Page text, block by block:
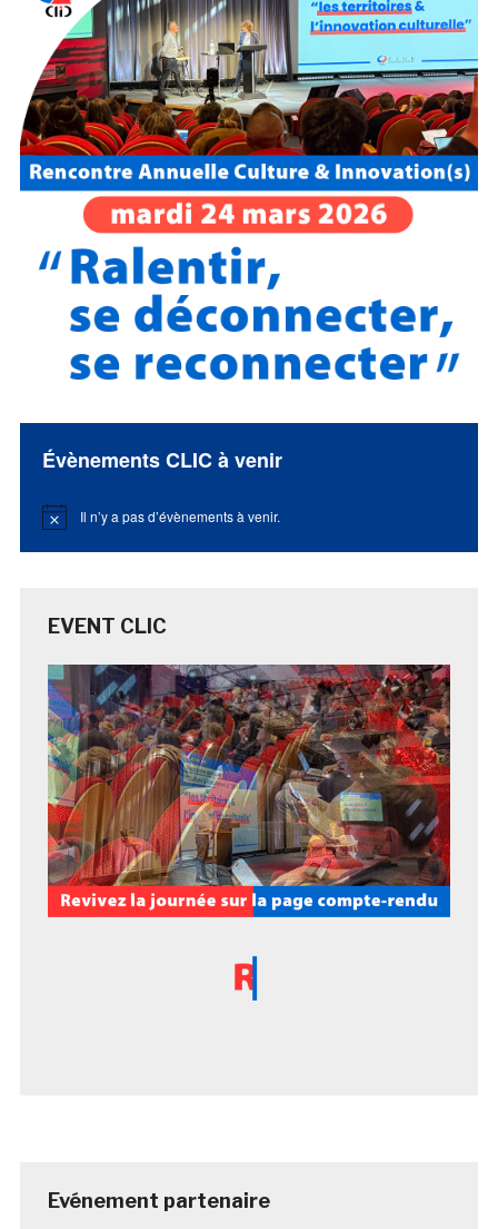
Évènements CLIC à venir
Notice Il n’y a pas d’évènements à venir.
EVENT CLIC
Evénement partenaire